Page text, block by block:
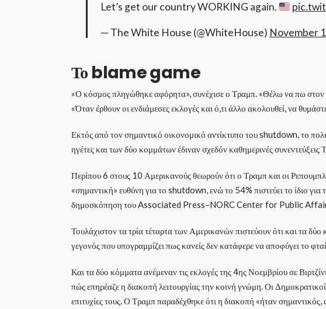
Let’s get our country WORKING again.
— The White House (@WhiteHouse) November
Το blame game
«Ο κόσμος πληγώθηκε αφόρητα», συνέχισε ο Τραμπ. «Θέλω να πω στον
«Όταν έρθουν οι ενδιάμεσες εκλογές και ό,τι άλλο ακολουθεί, να
Εκτός από τον σημαντικό οικονομικό αντίκτυπο του shutdown, το
ηγέτες και των δύο κομμάτων έδιναν σχεδόν καθημερινές
Περίπου 6 στους 10 Αμερικανούς θεωρούν ότι ο Τραμπ και οι
«σημαντική» ευθύνη για το shutdown, ενώ το 54% πιστεύει το ίδιο
δημοσκόπηση του Associated Press–NORC Center for Public
Τουλάχιστον τα τρία τέταρτα των Αμερικανών πιστεύουν ότι και τα
γεγονός που υπογραμμίζει πως κανείς δεν κατάφερε να αποφύγει το
Και τα δύο κόμματα ανέμεναν τις εκλογές της 4ης Νοεμβρίου σε
πώς επηρέαζε η διακοπή λειτουργίας την κοινή γνώμη. Οι
επιτυχίες τους. Ο Τραμπ παραδέχθηκε ότι η διακοπή «ήταν σημαντικός,